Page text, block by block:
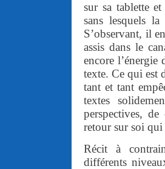
sur sa tablette
sans lesquels
S’observant, il
assis dans le
encore
texte. Ce qui est
tant et tant
textes
perspectives,
retour sur soi
Récit à
différents